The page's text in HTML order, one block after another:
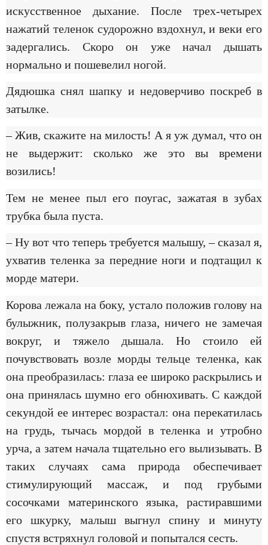
искусственное дыхание. После трех-четырех
нажатий теленок судорожно вздохнул, и веки его
задергались. Скоро он уже начал дышать
нормально и пошевелил ногой.
Дядюшка снял шапку и недоверчиво поскреб в
затылке.
– Жив, скажите на милость! А я уж думал, что он
не выдержит: сколько же это вы времени
возились!
Тем не менее пыл его поугас, зажатая в зубах
трубка была пуста.
– Ну вот что теперь требуется малышу, – сказал я,
ухватив теленка за передние ноги и подтащил к
морде матери.
Корова лежала на боку, устало положив голову на
булыжник, полузакрыв глаза, ничего не замечая
вокруг, и тяжело дышала. Но стоило ей
почувствовать возле морды тельце теленка, как
она преобразилась: глаза ее широко раскрылись и
она принялась шумно его обнюхивать. С каждой
секундой ее интерес возрастал: она перекатилась
на грудь, тычась мордой в теленка и утробно
урча, а затем начала тщательно его вылизывать. В
таких случаях сама природа обеспечивает
стимулирующий массаж, и под грубыми
сосочками материнского языка, растиравшими
его шкурку, малыш выгнул спину и минуту
спустя встряхнул головой и попытался сесть.